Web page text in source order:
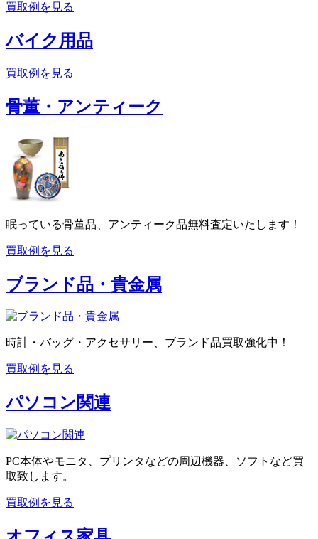
買取例を見る
バイク用品
買取例を見る
骨董・アンティーク
眠っている骨董品、アンティーク品無料査定いたします！
買取例を見る
ブランド品・貴金属
時計・バッグ・アクセサリー、ブランド品買取強化中！
買取例を見る
パソコン関連
PC本体やモニタ、プリンタなどの周辺機器、ソフトなど買
取致します。
買取例を見る